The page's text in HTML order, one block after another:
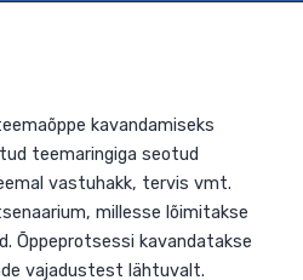
oma kooli õppekavast ja
Lisaks…Continue reading